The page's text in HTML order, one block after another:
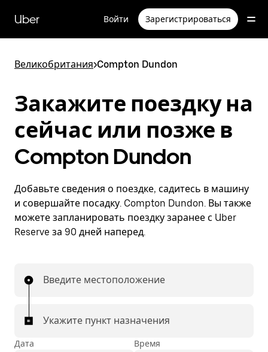
перейти
к
содержимому
Uber Войти Зарегистрироваться
Великобритания>Compton Dundon
Закажите поездку на
сейчас или позже в
Compton Dundon
Добавьте сведения о поездке, садитесь в машину
и совершайте посадку. Compton Dundon. Вы также
можете запланировать поездку заранее с Uber
Reserve за 90 дней наперед.
Введите местоположение
Укажите пункт назначения
Дата Время